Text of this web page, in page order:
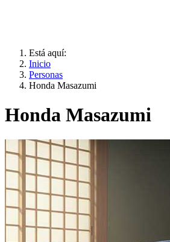
Está aquí:
Inicio
Personas
Honda Masazumi
Honda Masazumi